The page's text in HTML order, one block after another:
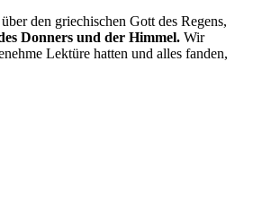
den griechischen Gott des Regens,
Donners und der Himmel. Wir
Lektüre hatten und alles fanden,